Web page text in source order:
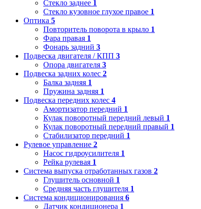
Стекло заднее 1
Стекло кузовное глухое правое 1
Оптика 5
Повторитель поворота в крыло 1
Фара правая 1
Фонарь задний 3
Подвеска двигателя / КПП 3
Опора двигателя 3
Подвеска задних колес 2
Балка задняя 1
Пружина задняя 1
Подвеска передних колес 4
Амортизатор передний 1
Кулак поворотный передний левый 1
Кулак поворотный передний правый 1
Стабилизатор передний 1
Рулевое управление 2
Насос гидроусилителя 1
Рейка рулевая 1
Система выпуска отработанных газов 2
Глушитель основной 1
Средняя часть глушителя 1
Система кондиционирования 6
Датчик кондиционера 1